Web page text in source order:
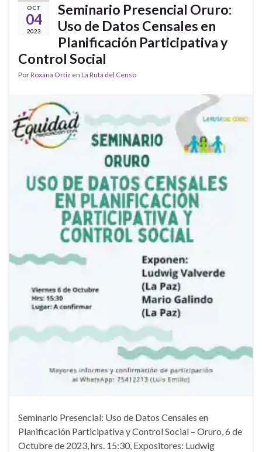
OCT
04
2023
Seminario Presencial Oruro:
Uso de Datos Censales en
Planificación Participativa y
Control Social
PorRoxana Ortiz en La Ruta del Censo
Seminario Presencial: Uso de Datos Censales en
Planificación Participativa y Control Social – Oruro, 6 de
Octubre de 2023, hrs. 15:30, Expositores: Ludwig